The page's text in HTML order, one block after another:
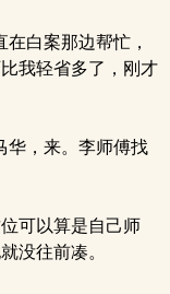
白案那边帮忙，
我轻省多了，刚才
华，来。李师傅找
可以算是自己师
没往前凑。